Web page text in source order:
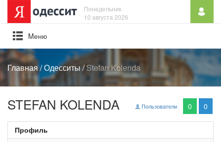
Понедельник
10 августа 2026
Mеню
Главная/Одесситы/Stefan Kolenda
Пользователи 0 0
STEFAN KOLENDA
Профиль